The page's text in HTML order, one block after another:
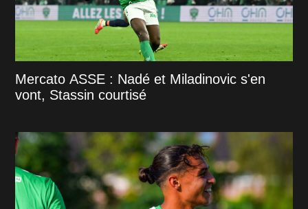
Mercato ASSE : Nadé et Miladinovic s'en
vont, Stassin courtisé